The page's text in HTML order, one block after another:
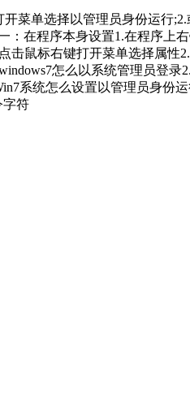
菜单选择以管理员身份运行
在程序本身设置1.在程序上
鼠标右键打开菜单选择属
怎么以系统管理员登
系统怎么设置以管理员身份
字符